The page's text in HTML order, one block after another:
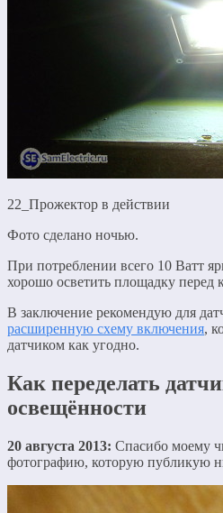
22_Прожектор в действии
Фото сделано ночью.
При потреблении всего 10 Ватт
хорошо осветить площадку перед
В заключение рекомендую для
расширенную схему включения,
датчиком как угодно.
Как переделать
освещённости
20 августа 2013: Спасибо моему
фотографию, которую публикую